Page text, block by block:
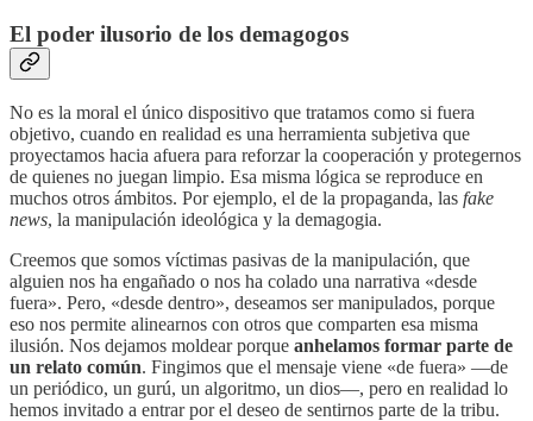
El poder ilusorio de los demagogos
No es la moral el único dispositivo que tratamos como si fuera
objetivo, cuando en realidad es una herramienta subjetiva que
proyectamos hacia afuera para reforzar la cooperación y protegernos
de quienes no juegan limpio. Esa misma lógica se reproduce en
muchos otros ámbitos. Por ejemplo, el de la propaganda, las fake
news, la manipulación ideológica y la demagogia.
Creemos que somos víctimas pasivas de la manipulación, que
alguien nos ha engañado o nos ha colado una narrativa «desde
fuera». Pero, «desde dentro», deseamos ser manipulados, porque
eso nos permite alinearnos con otros que comparten esa misma
ilusión. Nos dejamos moldear porque anhelamos formar parte de
un relato común. Fingimos que el mensaje viene «de fuera» —de
un periódico, un gurú, un algoritmo, un dios—, pero en realidad lo
hemos invitado a entrar por el deseo de sentirnos parte de la tribu.